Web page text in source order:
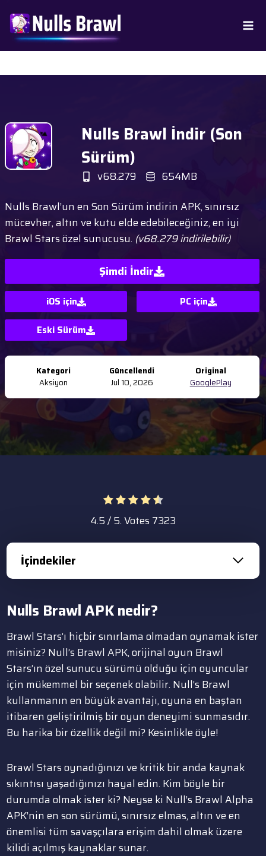
content
Nulls Brawl İndir (Son
Sürüm)
v68.279
654MB
Nulls Brawl’un en Son Sürüm indirin APK, sınırsız
mücevher, altın ve kutu elde edebileceğiniz, en iyi
Brawl Stars özel sunucusu. (v68.279 indirilebilir)
Şimdi İndir
iOS için PC için
Eski Sürüm
Kategori
Aksiyon
Güncellendi
Jul 10, 2026
Original
GooglePlay
4.5/ 5. Votes 7323
İçindekiler
Nulls Brawl APK nedir?
Brawl Stars’ı hiçbir sınırlama olmadan oynamak ister
misiniz? Null’s Brawl APK, orijinal oyun Brawl
Stars’ın özel sunucu sürümü olduğu için oyuncular
için mükemmel bir seçenek olabilir. Null’s Brawl
kullanmanın en büyük avantajı, oyuna en baştan
itibaren geliştirilmiş bir oyun deneyimi sunmasıdır.
Bu harika bir özellik değil mi? Kesinlikle öyle!
Brawl Stars oynadığınızı ve kritik bir anda kaynak
sıkıntısı yaşadığınızı hayal edin. Kim böyle bir
durumda olmak ister ki? Neyse ki Null’s Brawl Alpha
APK’nin en son sürümü, sınırsız elmas, altın ve en
önemlisi tüm savaşçılara erişim dahil olmak üzere
kilidi açılmış kaynaklar sunar.